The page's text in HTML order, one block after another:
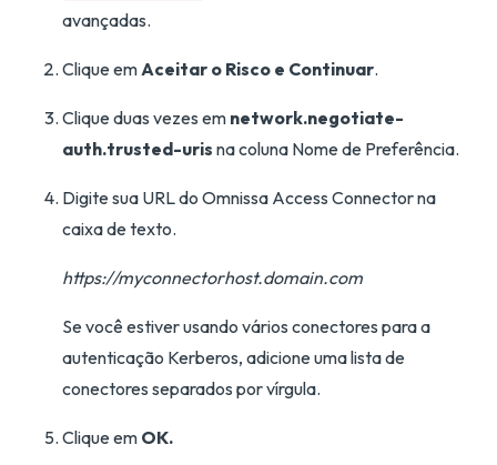
avançadas.
Clique emAceitar o Risco e Continuar.
Clique duas vezes em network.negotiate-
auth.trusted-uris na coluna Nome de Preferência.
Digite sua URL do Omnissa Access Connector na
caixa de texto.
https://myconnectorhost.domain.com
Se você estiver usando vários conectores para a
autenticação Kerberos, adicione uma lista de
conectores separados por vírgula.
Clique em OK.